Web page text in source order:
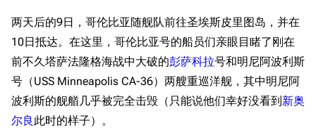
两天后的9日，哥伦比亚随舰队前往圣埃斯皮里图岛，并在
10日抵达。在这里，哥伦比亚号的船员们亲眼目睹了刚在
前不久塔萨法隆格海战中大破的彭萨科拉号和明尼阿波利斯
号（USS Minneapolis CA-36）两艘重巡洋舰，其中明尼阿
波利斯的舰艏几乎被完全击毁（只能说他们幸好没看到新奥
尔良 此时的样子）。